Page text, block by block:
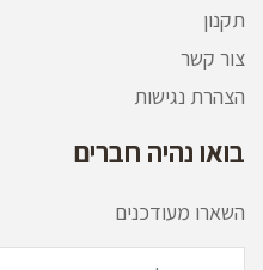
תקנון
צור קשר
הצהרת נגישות
בואו נהיה חברים
השארו מעודכנים